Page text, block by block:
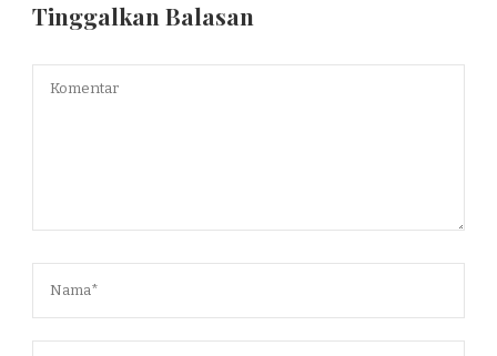
Tinggalkan Balasan